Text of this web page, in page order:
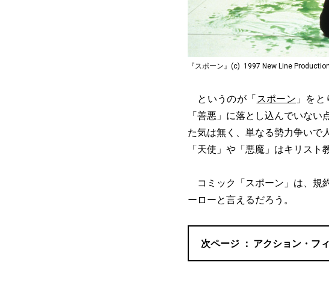
『スポーン』(c) 1997 New Line
というのが「スポーン 」を
「善悪」に落とし込んでいな
た気は無く、単なる勢力争いで
「天使」や「悪魔」はキリスト
コミック「スポーン」は、規
ーローと言えるだろう。
アクション・フ